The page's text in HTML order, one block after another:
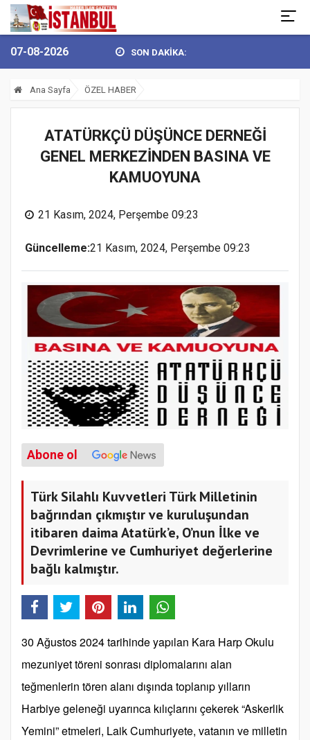
07-08-2026 SON DAKİKA:
Ana Sayfa ÖZEL HABER
ATATÜRKÇÜ DÜŞÜNCE DERNEĞİ
GENEL MERKEZİNDEN BASINA VE
KAMUOYUNA
21 Kasım, 2024, Perşembe 09:23
Güncelleme:21 Kasım, 2024, Perşembe 09:23
Abone ol
Türk Silahlı Kuvvetleri Türk Milletinin
bağrından çıkmıştır ve kuruluşundan
itibaren daima Atatürk’e, O’nun İlke ve
Devrimlerine ve Cumhuriyet değerlerine
bağlı kalmıştır.
30 Ağustos 2024 tarihinde yapılan Kara Harp Okulu
mezuniyet töreni sonrası diplomalarını alan
teğmenlerin tören alanı dışında toplanıp yılların
Harbiye geleneği uyarınca kılıçlarını çekerek “Askerlik
Yemini” etmeleri, Laik Cumhuriyete, vatanın ve milletin